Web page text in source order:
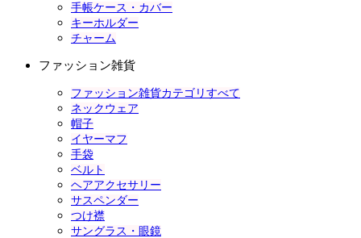
手帳ケース・カバー
キーホルダー
チャーム
ファッション雑貨
ファッション雑貨カテゴリすべて
ネックウェア
帽子
イヤーマフ
手袋
ベルト
ヘアアクセサリー
サスペンダー
つけ襟
サングラス・眼鏡